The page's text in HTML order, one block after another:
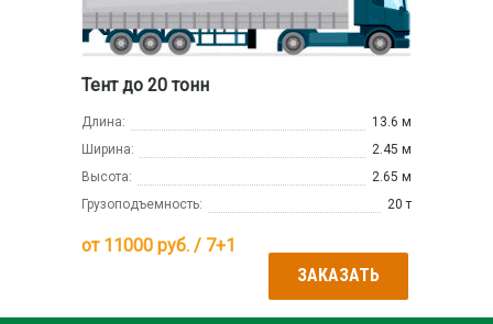
Тент до 20 тонн
Длина:
13.6 м
Ширина:
2.45 м
Высота:
2.65 м
Грузоподъемность:
20 т
от 11000 руб. / 7+1
ЗАКАЗАТЬ